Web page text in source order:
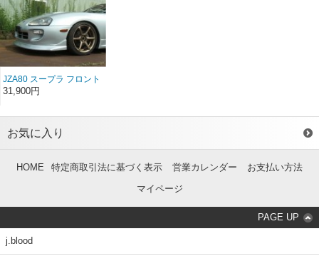
JZA80 スープラ フロント
リップスポイラー ソフト
FRP （前/後期）
31,900円
お気に入り
HOME 特定商取引法に基づく表示 営業カレンダー
お支払い方法
マイページ
PAGE UP
j.blood